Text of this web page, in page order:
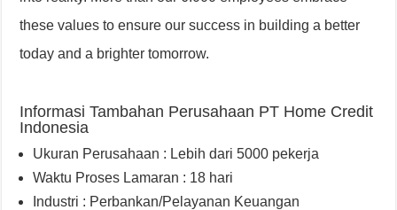
these values to ensure our success in building a better
today and a brighter tomorrow.
Informasi Tambahan Perusahaan PT Home Credit
Indonesia
Ukuran Perusahaan : Lebih dari 5000 pekerja
Waktu Proses Lamaran : 18 hari
Industri : Perbankan/Pelayanan Keuangan